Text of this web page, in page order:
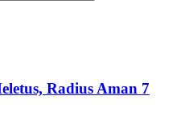
Radius Aman 7